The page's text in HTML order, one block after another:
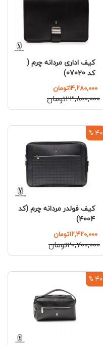
کیف اداری مردانه چرم (
کد 07020)
۱۴,۲۸۰,۰۰۰تومان
۲۳,۸۰۰,۰۰۰تومان
40 %
کیف فولدر مردانه چرم (کد
4004)
۱۲,۴۲۰,۰۰۰تومان
۲۰,۷۰۰,۰۰۰تومان
40 %